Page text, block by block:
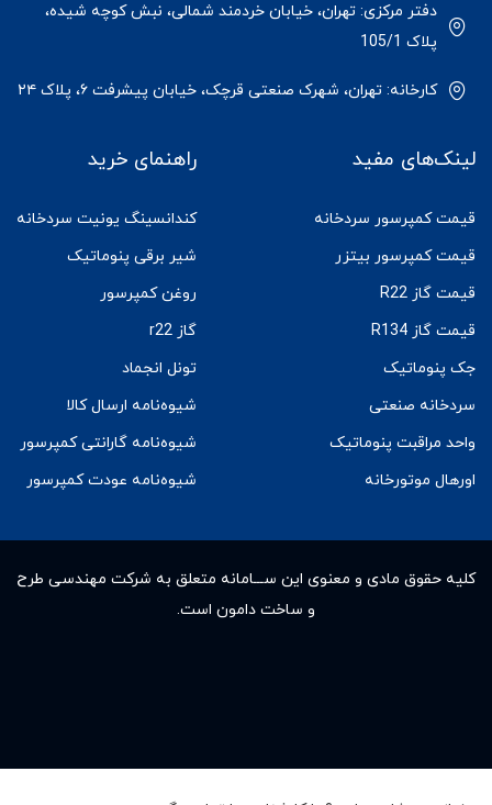
دفتر مرکزی: تهران، خیابان خردمند شمالی، نبش کوچه شیده،
پلاک 105/1
کارخانه: تهران، شهرک صنعتی قرچک، خیابان پیشرفت ۶، پلاک ۲۴
لینک‌های مفید
قیمت کمپرسور سردخانه
قیمت کمپرسور بیتزر
قیمت گاز R22
قیمت گاز R134
جک پنوماتیک
سردخانه صنعتی
واحد مراقبت پنوماتیک
اورهال موتورخانه
راهنمای خرید
کندانسینگ یونیت سردخانه
شیر برقی پنوماتیک
روغن کمپرسور
گاز r22
تونل انجماد
شیوه‌نامه ارسال کالا
شیوه‌نامه گارانتی کمپرسور
شیوه‌نامه عودت کمپرسور
کلیه حقوق مادى و معنوى این ســـامانه متعلق به شرکت مهندسی طرح
و ساخت دامون است.